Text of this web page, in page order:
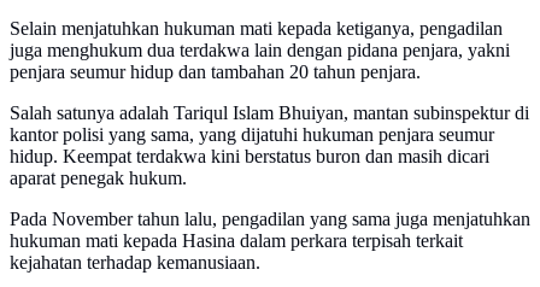
Selain menjatuhkan hukuman mati kepada ketiganya, pengadilan
juga menghukum dua terdakwa lain dengan pidana penjara, yakni
penjara seumur hidup dan tambahan 20 tahun penjara.
Salah satunya adalah Tariqul Islam Bhuiyan, mantan subinspektur di
kantor polisi yang sama, yang dijatuhi hukuman penjara seumur
hidup. Keempat terdakwa kini berstatus buron dan masih dicari
aparat penegak hukum.
Pada November tahun lalu, pengadilan yang sama juga menjatuhkan
hukuman mati kepada Hasina dalam perkara terpisah terkait
kejahatan terhadap kemanusiaan.